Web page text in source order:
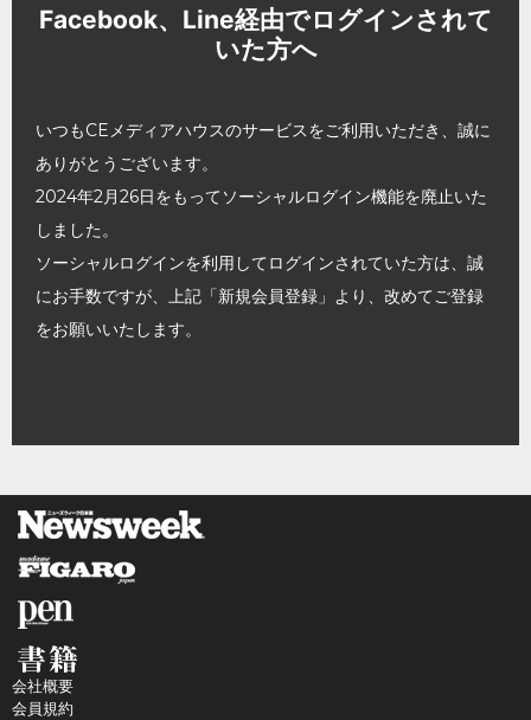
Facebook、Line経由でログインされて
いた方へ
いつもCEメディアハウスのサービスをご利用いただき、誠に
ありがとうございます。
2024年2月26日をもってソーシャルログイン機能を廃止いた
しました。
ソーシャルログインを利用してログインされていた方は、誠
にお手数ですが、上記「新規会員登録」より、改めてご登録
をお願いいたします。
会社概要
会員規約